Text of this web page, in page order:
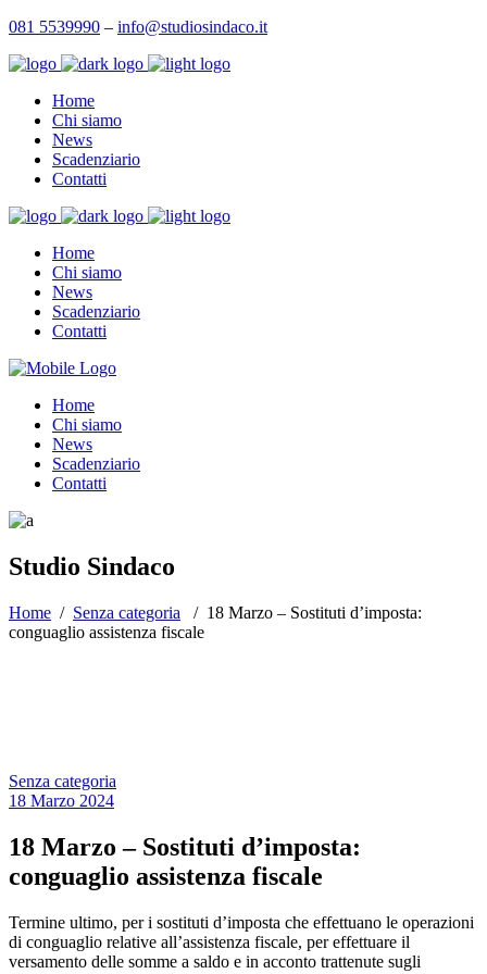
081 5539990 – info@studiosindaco.it
Home
Chi siamo
News
Scadenziario
Contatti
Home
Chi siamo
News
Scadenziario
Contatti
Home
Chi siamo
News
Scadenziario
Contatti
Studio Sindaco
Home / Senza categoria / 18 Marzo – Sostituti d’imposta:
conguaglio assistenza fiscale
Senza categoria
18 Marzo 2024
18 Marzo – Sostituti d’imposta:
conguaglio assistenza fiscale
Termine ultimo, per i sostituti d’imposta che effettuano le operazioni
di conguaglio relative all’assistenza fiscale, per effettuare il
versamento delle somme a saldo e in acconto trattenute sugli